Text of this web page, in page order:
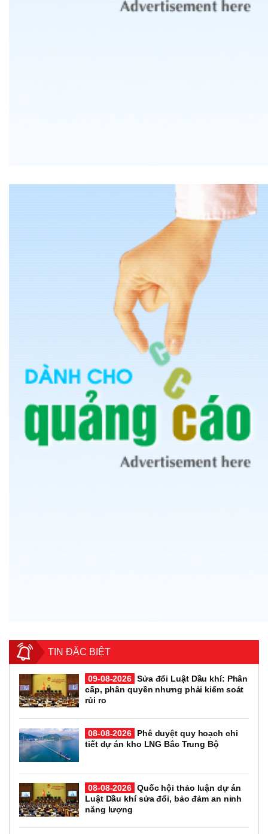
TIN ĐẶC BIỆT
09-08-2026 Sửa đổi Luật Dầu khí: Phân
cấp, phân quyền nhưng phải kiểm soát
rủi ro
08-08-2026
Phê duyệt quy hoạch chi
tiết dự án kho LNG Bắc Trung Bộ
08-08-2026 Quốc hội thảo luận dự án
Luật Dầu khí sửa đổi, bảo đảm an ninh
năng lượng